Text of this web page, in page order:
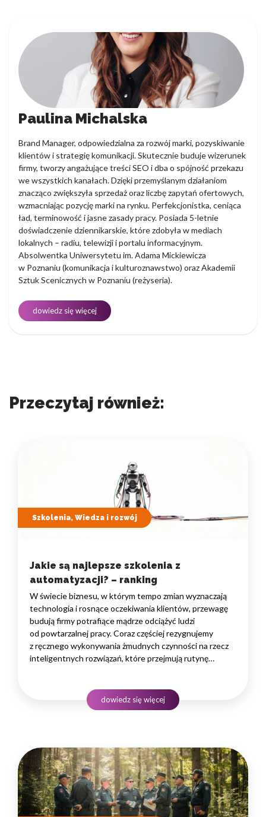
Paulina Michalska
Brand Manager, odpowiedzialna za rozwój marki, pozyskiwanie
klientów i strategię komunikacji. Skutecznie buduje wizerunek
firmy, tworzy angażujące treści SEO i dba o spójność przekazu
we wszystkich kanałach. Dzięki przemyślanym działaniom
znacząco zwiększyła sprzedaż oraz liczbę zapytań ofertowych,
wzmacniając pozycję marki na rynku. Perfekcjonistka, ceniąca
ład, terminowość i jasne zasady pracy. Posiada 5-letnie
doświadczenie dziennikarskie, które zdobyła w mediach
lokalnych – radiu, telewizji i portalu informacyjnym.
Absolwentka Uniwersytetu im. Adama Mickiewicza
w Poznaniu (komunikacja i kulturoznawstwo) oraz Akademii
Sztuk Scenicznych w Poznaniu (reżyseria).
dowiedz się więcej
Przeczytaj również:
Szkolenia, Wiedza i rozwój
Jakie są najlepsze szkolenia z
automatyzacji? – ranking
W świecie biznesu, w którym tempo zmian wyznaczają
technologia i rosnące oczekiwania klientów, przewagę
budują firmy potrafiące mądrze odciążyć ludzi
od powtarzalnej pracy. Coraz częściej rezygnujemy
z ręcznego wykonywania żmudnych czynności na rzecz
inteligentnych rozwiązań, które przejmują rutynę
rozwojowego to decyzja strategiczna — wpływa
na wydajność zespołów,…
dowiedz się więcej